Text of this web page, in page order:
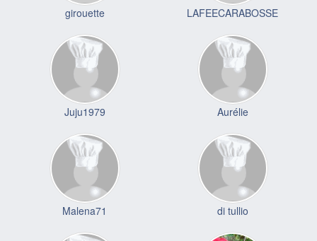
girouette LAFEECARABOSSE
Juju1979 Aurélie
Malena71 di tullio